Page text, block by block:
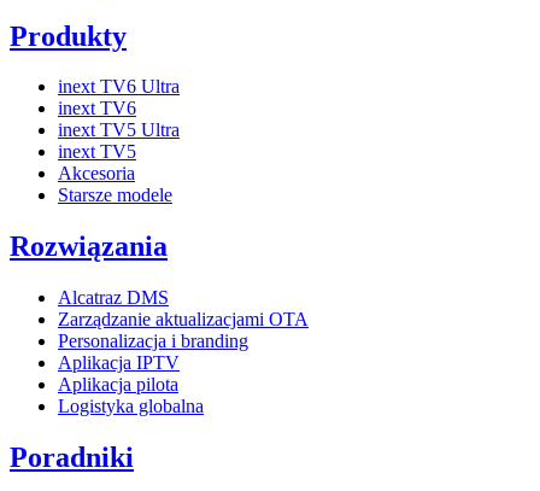
Produkty
inext TV6 Ultra
inext TV6
inext TV5 Ultra
inext TV5
Akcesoria
Starsze modele
Rozwiązania
Alcatraz DMS
Zarządzanie aktualizacjami OTA
Personalizacja i branding
Aplikacja IPTV
Aplikacja pilota
Logistyka globalna
Poradniki